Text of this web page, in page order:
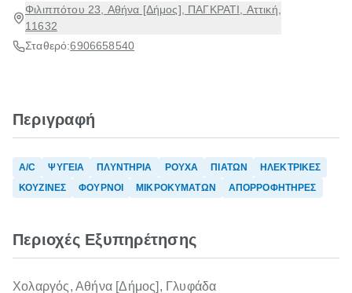
Φιλιππότου 23, Αθήνα [Δήμος], ΠΑΓΚΡΑΤΙ, Αττική,
11632
Σταθερό:6906658540
Περιγραφή
A/C ΨΥΓΕΙΑ ΠΛΥΝΤΗΡΙΑ ΡΟΥΧΑ ΠΙΑΤΩΝ
ΗΛΕΚΤΡΙΚΕΣ
ΚΟΥΖΙΝΕΣ
ΦΟΥΡΝΟΙ ΜΙΚΡΟΚΥΜΑΤΩΝ ΑΠΟΡΡΟΦΗΤΗΡΕΣ
Περιοχές Εξυπηρέτησης
Χολαργός, Αθήνα [Δήμος], Γλυφάδα